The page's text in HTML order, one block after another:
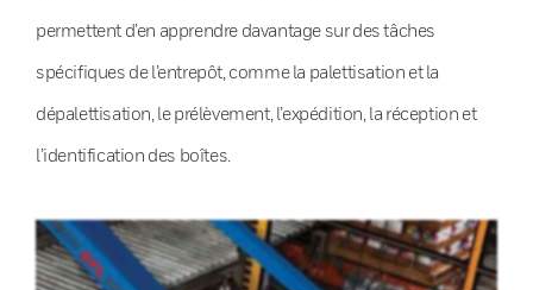
permettent d’en apprendre davantage sur des tâches
spécifiques de l’entrepôt, comme la palettisation et la
dépalettisation, le prélèvement, l’expédition, la réception et
l’identification des boîtes.